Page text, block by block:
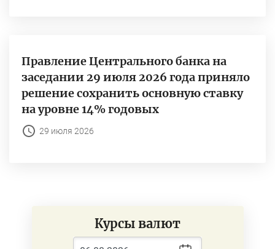
Правление Центрального банка на
заседании 29 июля 2026 года приняло
решение сохранить основную ставку
на уровне 14% годовых
29 июля 2026
Курсы валют